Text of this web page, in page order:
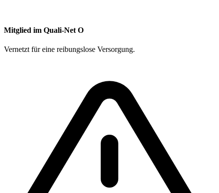
Mitglied im Quali-Net O
Vernetzt für eine reibungslose Versorgung.